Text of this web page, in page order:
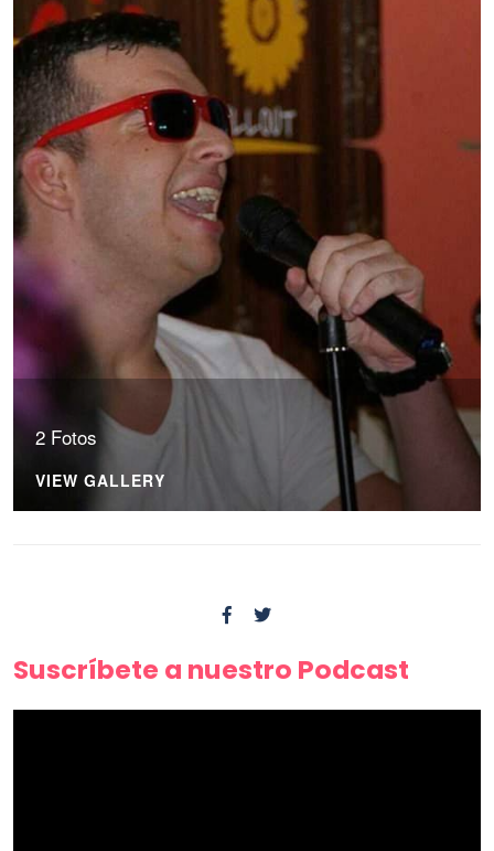
2 Fotos
VIEW GALLERY
Suscríbete a nuestro Podcast